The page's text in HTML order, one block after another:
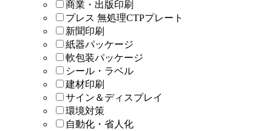
商業・出版印刷
プレス 無処理CTPプレート
新聞印刷
紙器パッケージ
軟包装パッケージ
シール・ラベル
建材印刷
サイン＆ディスプレイ
環境対策
自動化・省人化